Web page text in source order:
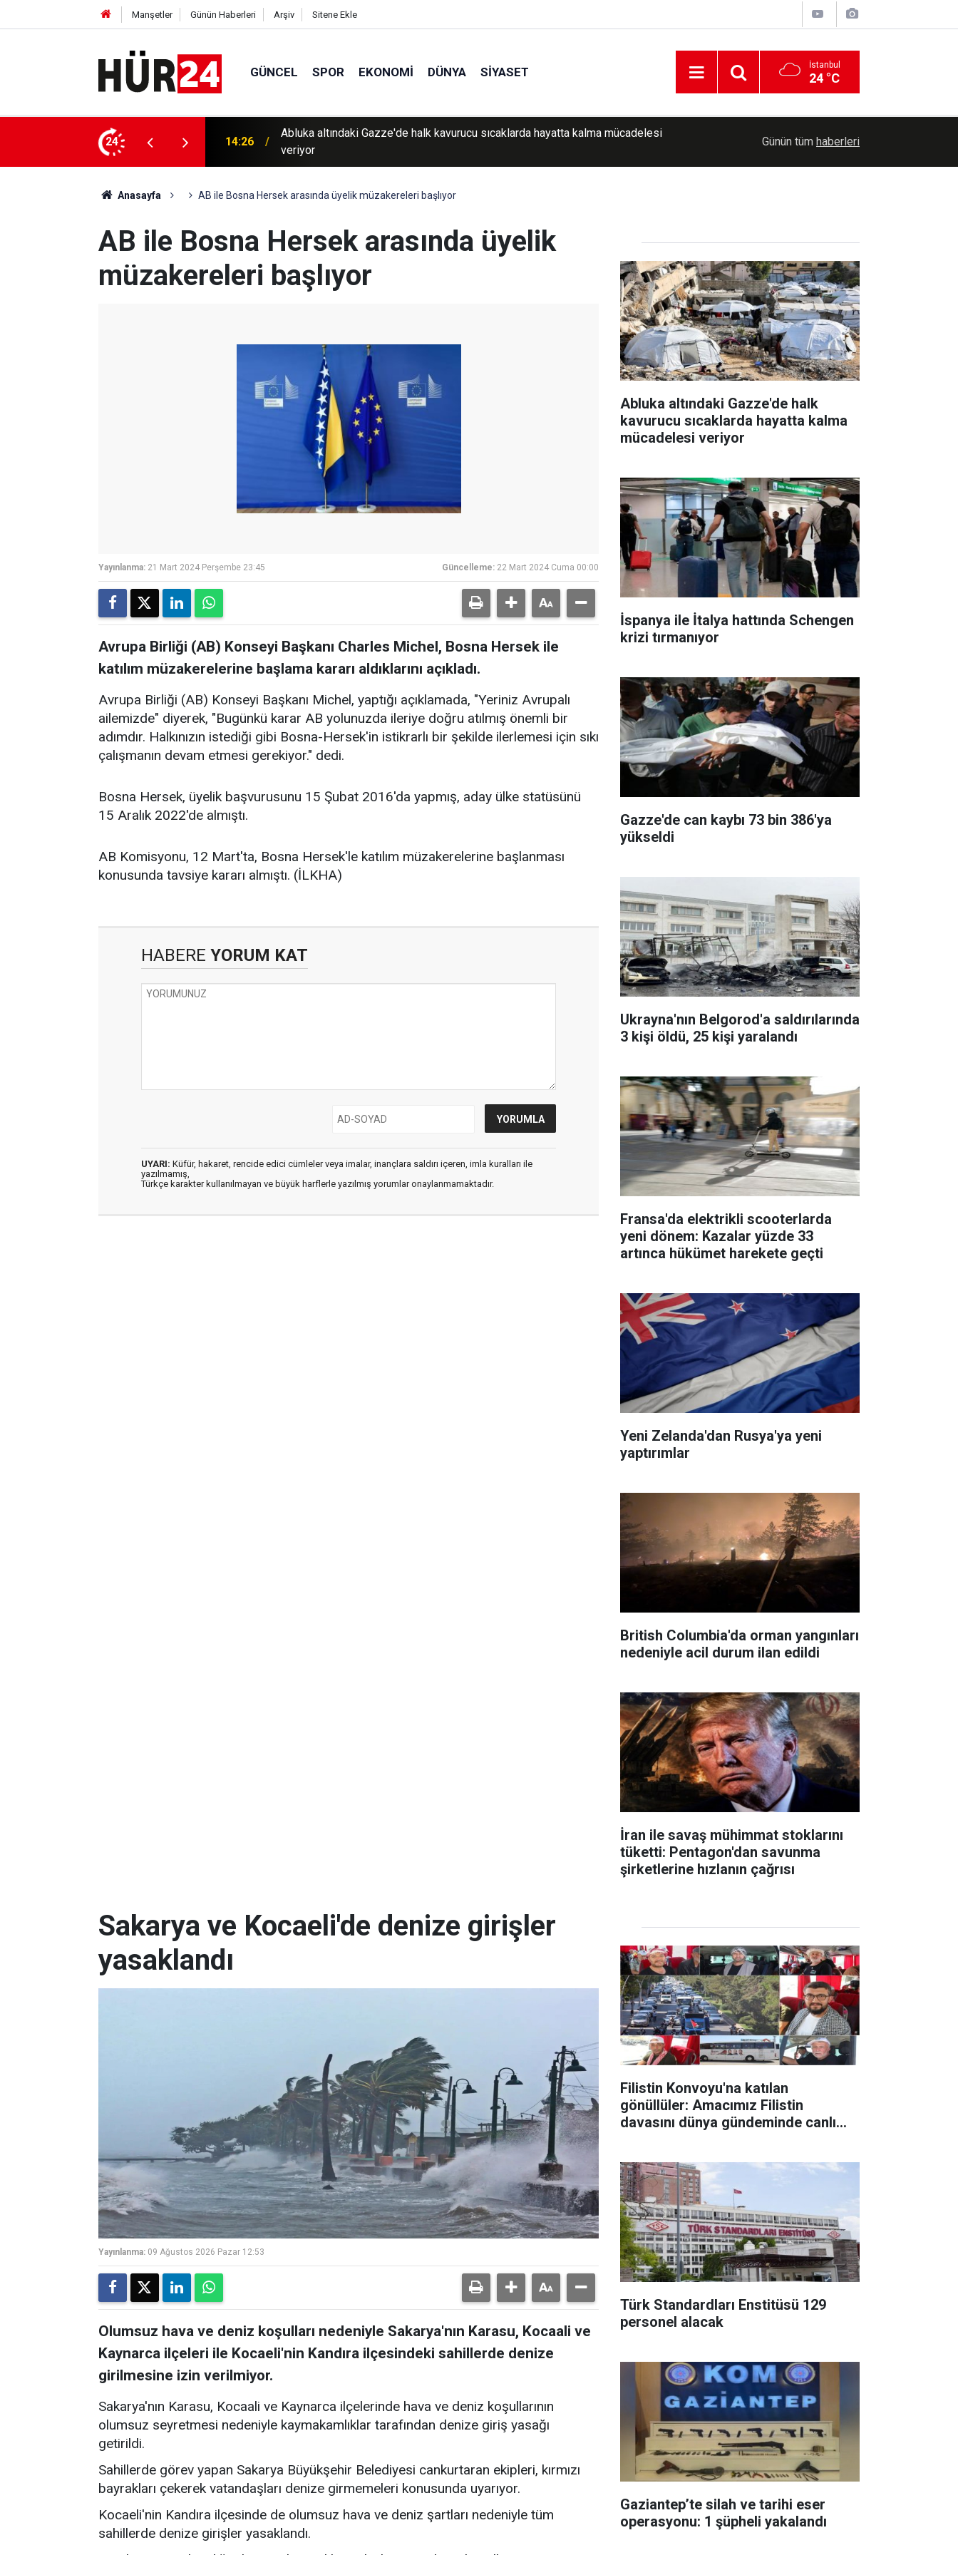
Manşetler Günün Haberleri Arşiv Sitene Ekle
GÜNCEL SPOR EKONOMI DÜNYA SIYASET İstanbul
24 °C
24
sıcaklarda hayatta kalma mücadelesi
13:56 Gaziantep’te silah ve tarihi eser operasyonu: 1 şüpheli yakalandı Diyarbakır'da motosiklet kazası: 1 ölü
Günün tüm haberleri
Anasayfa AB ile Bosna Hersek arasında üyelik müzakereleri başlıyor
AB ile Bosna Hersek arasında üyelik
müzakereleri başlıyor
Yayınlanma: 21 Mart 2024 Perşembe 23:45 Güncelleme: 22 Mart 2024 Cuma 00:00
Avrupa Birliği (AB) Konseyi Başkanı Charles Michel, Bosna Hersek ile
katılım müzakerelerine başlama kararı aldıklarını açıkladı.
Avrupa Birliği (AB) Konseyi Başkanı Michel, yaptığı açıklamada, "Yeriniz Avrupalı
ailemizde" diyerek, "Bugünkü karar AB yolunuzda ileriye doğru atılmış önemli bir
adımdır. Halkınızın istediği gibi Bosna-Hersek'in istikrarlı bir şekilde ilerlemesi için sıkı
çalışmanın devam etmesi gerekiyor." dedi.
Bosna Hersek, üyelik başvurusunu 15 Şubat 2016'da yapmış, aday ülke statüsünü
15 Aralık 2022'de almıştı.
AB Komisyonu, 12 Mart'ta, Bosna Hersek'le katılım müzakerelerine başlanması
konusunda tavsiye kararı almıştı. (İLKHA)
HABERE YORUM KAT
UYARI: Küfür, hakaret, rencide edici cümleler veya imalar, inançlara saldırı içeren, imla kuralları ile
yazılmamış,
Türkçe karakter kullanılmayan ve büyük harflerle yazılmış yorumlar onaylanmamaktadır.
Abluka altındaki Gazze'de halk
kavurucu sıcaklarda hayatta kalma
mücadelesi veriyor
İspanya ile İtalya hattında Schengen
krizi tırmanıyor
Gazze'de can kaybı 73 bin 386'ya
yükseldi
Ukrayna'nın Belgorod'a saldırılarında
3 kişi öldü, 25 kişi yaralandı
Fransa'da elektrikli scooterlarda
yeni dönem: Kazalar yüzde 33
artınca hükümet harekete geçti
Yeni Zelanda'dan Rusya'ya yeni
yaptırımlar
British Columbia'da orman yangınları
nedeniyle acil durum ilan edildi
İran ile savaş mühimmat stoklarını
tüketti: Pentagon'dan savunma
şirketlerine hızlanın çağrısı
Sakarya ve Kocaeli'de denize girişler
yasaklandı
Yayınlanma: 09 Ağustos 2026 Pazar 12:53
Olumsuz hava ve deniz koşulları nedeniyle Sakarya'nın Karasu, Kocaali ve
Kaynarca ilçeleri ile Kocaeli'nin Kandıra ilçesindeki sahillerde denize
girilmesine izin verilmiyor.
Sakarya'nın Karasu, Kocaali ve Kaynarca ilçelerinde hava ve deniz koşullarının
olumsuz seyretmesi nedeniyle kaymakamlıklar tarafından denize giriş yasağı
getirildi.
Sahillerde görev yapan Sakarya Büyükşehir Belediyesi cankurtaran ekipleri, kırmızı
bayrakları çekerek vatandaşları denize girmemeleri konusunda uyarıyor.
Kocaeli'nin Kandıra ilçesinde de olumsuz hava ve deniz şartları nedeniyle tüm
sahillerde denize girişler yasaklandı.
Filistin Konvoyu'na katılan
gönüllüler: Amacımız Filistin
davasını dünya gündeminde canlı
Türk Standardları Enstitüsü 129
personel alacak
Gaziantep’te silah ve tarihi eser
operasyonu: 1 şüpheli yakalandı